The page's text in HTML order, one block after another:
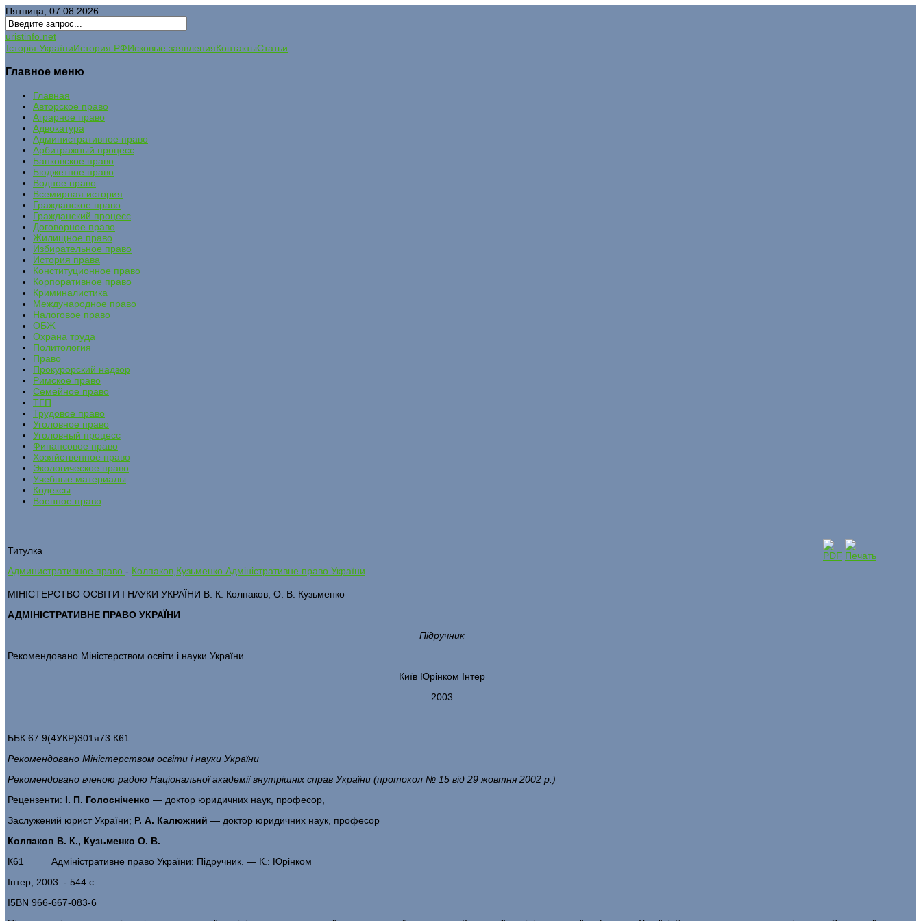
Пятница, 07.08.2026
uristinfo.net
Історія УкраїниИстория РФИсковые заявленияКонтактыСтатьи
Главное меню
Главная
Авторское право
Аграрное право
Адвокатура
Административное право
Арбитражный процесс
Банковское право
Бюджетное право
Водное право
Всемирная история
Гражданское право
Гражданский процесс
Договорное право
Жилищное право
Избирательное право
История права
Конституционное право
Корпоративное право
Криминалистика
Международное право
Налоговое право
ОБЖ
Охрана труда
Политология
Право
Прокурорский надзор
Римское право
Семейное право
ТГП
Трудовое право
Уголовное право
Уголовный процесс
Финансовое право
Хозяйственное право
Экологическое право
Учебные материалы
Кодексы
Военное право
Титулка
Административное право - Колпаков,Кузьменко Адміністративне право України
МІНІСТЕРСТВО ОСВІТИ І НАУКИ УКРАЇНИ В. К. Колпаков, О. В. Кузьменко
АДМІНІСТРАТИВНЕ ПРАВО УКРАЇНИ
Підручник
Рекомендовано Міністерством освіти і науки України
Київ Юрінком Інтер
2003
ББК 67.9(4УКР)301я73 К61
Рекомендовано Міністерством освіти і науки України
Рекомендовано вченою радою Національної академії внутрішніх справ України (протокол № 15 від 29 жовтня 2002 р.)
Рецензенти: І. П. Голосніченко — доктор юридичних наук, професор,
Заслужений юрист України; Р. А. Калюжний — доктор юридичних наук, професор
Колпаков В. К., Кузьменко О. В.
К61 Адміністративне право України: Підручник. — К.: Юрінком
Інтер, 2003. - 544 с.
I5ВN 966-667-083-6